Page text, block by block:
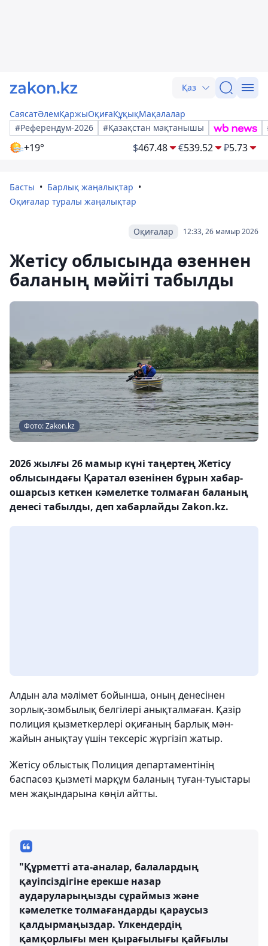
Қаз
СаясатӘлемҚаржыОқиғаҚұқықМақалалар
#Референдум-2026
#Қазақстан мақтанышы
+19° $467.48 €539.52 ₽5.73
Басты
Барлық жаңалықтар
Оқиғалар туралы жаңалықтар
12:33, 26 мамыр 2026
Оқиғалар
Жетісу облысында өзеннен
баланың мәйіті табылды
Фото: Zakon.kz
2026 жылғы 26 мамыр күні таңертең Жетісу
облысындағы Қаратал өзенінен бұрын хабар-
ошарсыз кеткен кәмелетке толмаған баланың
денесі табылды, деп хабарлайды Zakon.kz.
Алдын ала мәлімет бойынша, оның денесінен
зорлық-зомбылық белгілері анықталмаған. Қазір
полиция қызметкерлері оқиғаның барлық мән-
жайын анықтау үшін тексеріс жүргізіп жатыр.
Жетісу облыстық Полиция департаментінің
баспасөз қызметі марқұм баланың туған-туыстары
мен жақындарына көңіл айтты.
"Құрметті ата-аналар, балалардың
қауіпсіздігіне ерекше назар
аударуларыңызды сұраймыз және
кәмелетке толмағандарды қараусыз
қалдырмаңыздар. Үлкендердің
қамқорлығы мен қырағылығы қайғылы